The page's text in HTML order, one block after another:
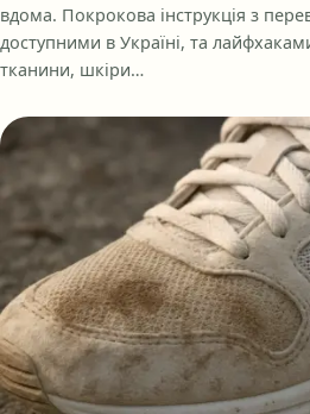
вдома. Покрокова інструкція з
доступними в Україні, та
тканини, шкіри…